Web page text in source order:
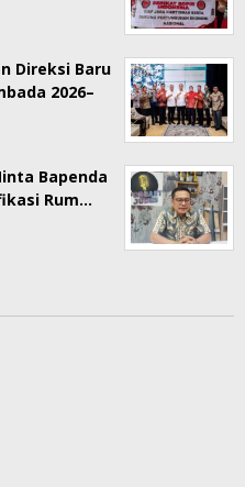
Direksi Baru
2026–
Bapenda
Rum…